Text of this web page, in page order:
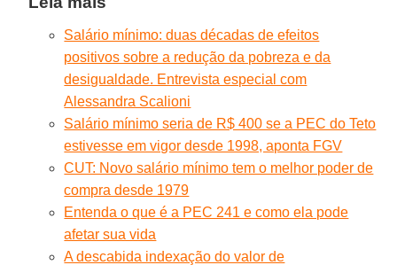
Salário mínimo: duas décadas de efeitos
positivos sobre a redução da pobreza e da
desigualdade. Entrevista especial com
Alessandra Scalioni
Salário mínimo seria de R$ 400 se a PEC do Teto
estivesse em vigor desde 1998, aponta FGV
CUT: Novo salário mínimo tem o melhor poder de
compra desde 1979
Entenda o que é a PEC 241 e como ela pode
afetar sua vida
A descabida indexação do valor de